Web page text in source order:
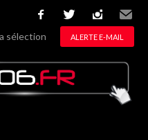
facebooktwitterinstagram
Email
sélection ALERTE E-MAIL